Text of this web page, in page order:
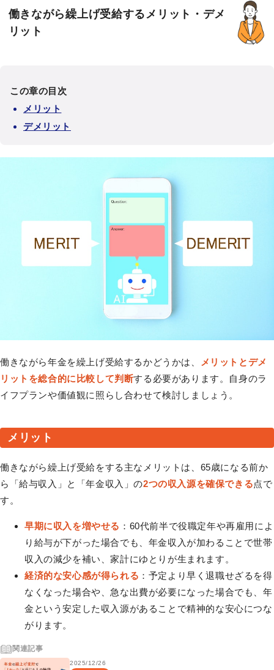
働きながら繰上げ受給するメリット・デメ
リット
この章の目次
メリット
デメリット
働きながら年金を繰上げ受給するかどうかは、
メリットとデメ
リットを総合的に比較して判断する必要があります。自身のラ
イフプランや価値観に照らし合わせて検討しましょう。
メリット
働きながら繰上げ受給をする主なメリットは、65歳になる前か
ら「給与収入」と「年金収入」の2つの収入源を確保できる点で
す。
早期に収入を増やせる ：60代前半で役職定年や再雇用によ
り給与が下がった場合でも、年金収入が加わることで世帯
収入の減少を補い、家計にゆとりが生まれます。
経済的な安心感が得られる ：予定より早く退職せざるを得
なくなった場合や、急な出費が必要になった場合でも、年
金という安定した収入源があることで精神的な安心につな
がります。
関連記事
2025/12/26